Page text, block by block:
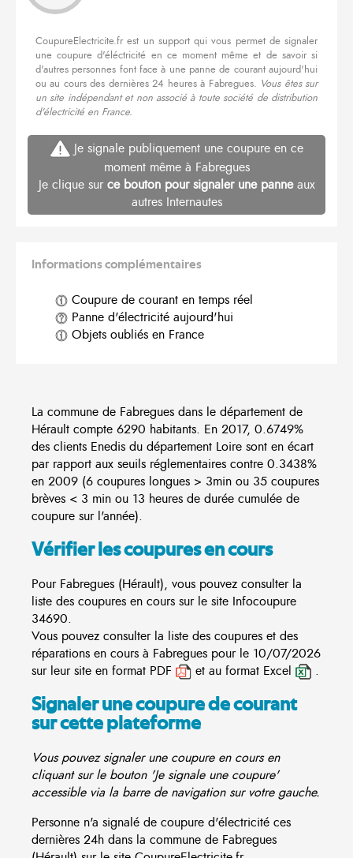
CoupureElectricite.fr est un support qui vous permet de signaler
une coupure d'éléctricité en ce moment même et de savoir si
d'autres personnes font face à une panne de courant aujourd'hui
ou au cours des dernières 24 heures à Fabregues. Vous êtes sur
un site indépendant et non associé à toute société de distribution
d'électricité en France.
Je signale publiquement une coupure en ce
moment même à Fabregues
Je clique sur ce bouton pour signaler une panneaux
autres Internautes
Informations complémentaires
Coupure de courant en temps réel
Panne d'électricité aujourd'hui
Objets oubliés en France
La commune de Fabregues dans le département de
Hérault compte 6290 habitants. En 2017, 0.6749%
des clients Enedis du département Loire sont en écart
par rapport aux seuils réglementaires contre 0.3438%
en 2009 (6 coupures longues > 3min ou 35 coupures
brèves < 3 min ou 13 heures de durée cumulée de
coupure sur l'année).
Vérifier les coupures en cours
Pour Fabregues (Hérault), vous pouvez consulter la
liste des coupures en cours sur le site Infocoupure
34690.
Vous pouvez consulter la liste des coupures et des
réparations en cours à Fabregues pour le 10/07/2026
sur leur site en format PDF
et au format Excel .
Signaler une coupure de courant
sur cette plateforme
Vous pouvez signaler une coupure en cours en
cliquant sur le bouton 'Je signale une coupure'
accessible via la barre de navigation sur votre gauche.
Personne n'a signalé de coupure d'électricité ces
dernières 24h dans la commune de Fabregues